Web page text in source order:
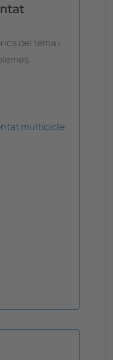
del tema i
multicicle.